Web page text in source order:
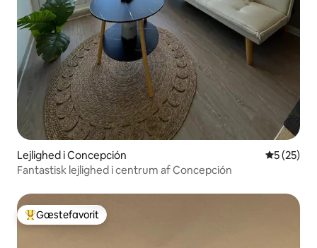
Lejlighed i Concepción 5 ud af 5 i
5 (25)
Fantastisk lejlighed i centrum af Concepción
Bedste gæstefavorit
Gæstefavorit